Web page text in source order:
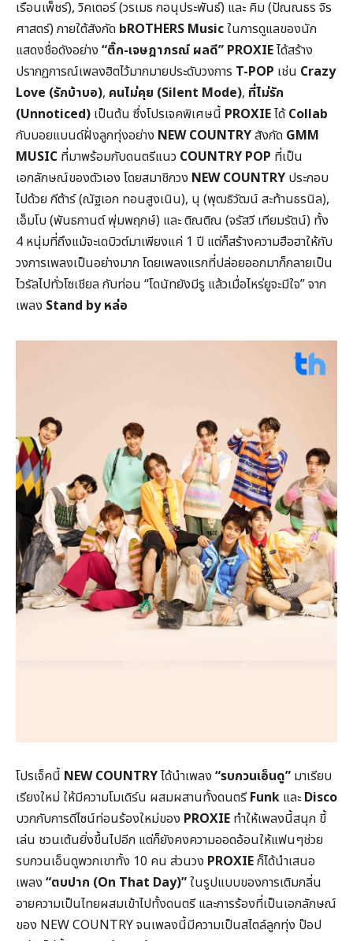
เรือนเพ็ชร์), วิคเตอร์ (วรเมธ กอนุประพันธ์) และ คิม (ปัณณธร จิร
ศาสตร์) ภายใต้สังกัด bROTHERS Musicในการดูแลของนัก
แสดงชื่อดังอย่าง “ติ๊ก-เจษฎาภรณ์ ผลดี” PROXIEได้สร้าง
ปรากฏการณ์เพลงฮิตไว้มากมายประดับวงการ T-POP เช่น Crazy
Love (รักบ้าบอ), คนไม่คุย (Silent Mode), ที่ไม่รัก
(Unnoticed) เป็นต้น ซึ่งโปรเจคพิเศษนี้ PROXIEได้Collab
กับบอยแบนด์ฝั่งลูกทุ่งอย่าง NEW COUNTRYสังกัด GMM
MUSIC ที่มาพร้อมกับดนตรีแนว COUNTRY POP ที่เป็น
เอกลักษณ์ของตัวเอง โดยสมาชิกวง NEW COUNTRY ประกอบ
ไปด้วย กีต้าร์ (ณัฐเอก ทอนสูงเนิน), นุ (พุฒธิวัฒน์ สะท้านธรนิล),
เอ็มโบ (พันธกานต์ พุ่มพฤกษ์) และ ติณติณ (จรัสวี เทียมรัตน์) ทั้ง
4 หนุ่มที่ถึงแม้จะเดบิวต์มาเพียงแค่ 1 ปี แต่ก็สร้างความฮือฮาให้กับ
วงการเพลงเป็นอย่างมาก โดยเพลงแรกที่ปล่อยออกมาก็กลายเป็น
ไวรัลไปทั่วโซเชียล กับท่อน “โดนัทยังมีรู แล้วเมื่อไหร่ยูจะมีใจ” จาก
เพลง Stand by หล่อ
โปรเจ็คนี้ NEW COUNTRYได้นำเพลง “รบกวนเอ็นดู” มาเรียบ
เรียงใหม่ ให้มีความโมเดิร์น ผสมผสานทั้งดนตรีFunk และDisco
บวกกับการดีไซน์ท่อนร้องใหม่ของ PROXIE ทำให้เพลงนี้สนุก ขี้
เล่น ชวนเต้นยิ่งขึ้นไปอีก แต่ก็ยังคงความออดอ้อนให้แฟนๆช่วย
รบกวนเอ็นดูพวกเขาทั้ง 10 คน ส่วนวง PROXIEก็ได้นำเสนอ
เพลง “ตบปาก (On That Day)”ในรูปแบบของการเติมกลิ่น
อายความเป็นไทยผสมเข้าไปทั้งดนตรี และการร้องที่เป็นเอกลักษณ์
ของ NEW COUNTRY จนเพลงนี้มีความเป็นสไตล์ลูกทุ่ง ป๊อป